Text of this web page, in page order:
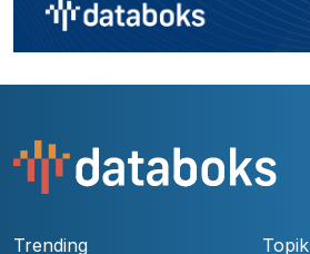
Trending Topik